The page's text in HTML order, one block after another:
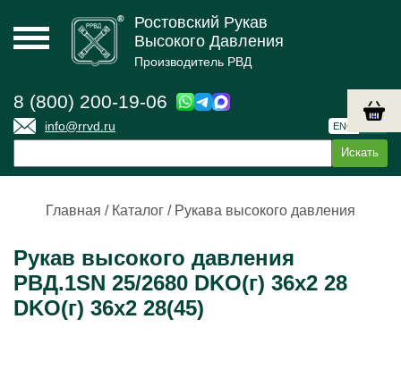
Ростовский Рукав
Высокого Давления
Производитель РВД
8 (800) 200-19-06
info@rrvd.ru ENG
Главная / Каталог / Рукава высокого давления
Рукав высокого давления
РВД.1SN 25/2680 DKO(г) 36х2 28
DKO(г) 36х2 28(45)